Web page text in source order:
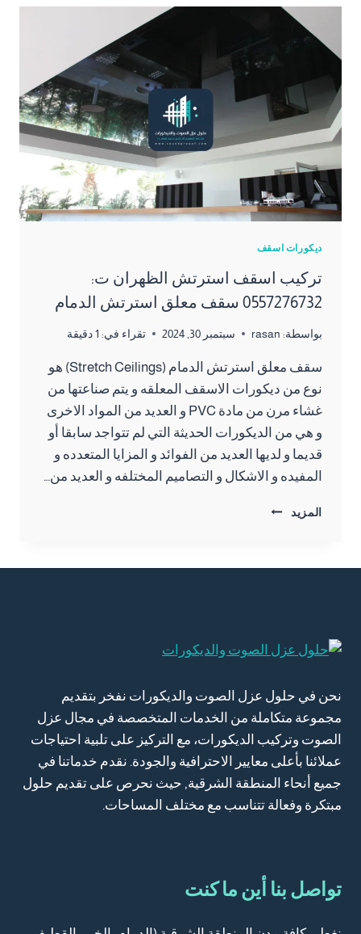
القطيف
تركيب
مستعارة
الاحساء
ديكورات اسقف
تركيب اسقف استرتش الظهران ت:
0557276732 سقف معلق استرتش الدمام
بواسطة: rasan سبتمبر 30, 2024 تقراء في: دقيقة
سقف معلق استرتش الدمام (Stretch Ceilings) هو
نوع من ديكورات الاسقف المعلقه و يتم صناعتها من
غشاء مرن من مادة PVC و العديد من المواد الاخرى
و هي من الديكورات الحديثة التي لم تتواجد سابقا أو
قديما و لديها العديد من الفوائد و المزايا المتعدده و
المفيده و الاشكال و التصاميم المختلفه و العديد من…
المزيد
تركيب
استرتش
الدمام
نحن في حلول عزل الصوت والديكورات نفخر بتقديم
مجموعة متكاملة من الخدمات المتخصصة في مجال عزل
الصوت وتركيب الديكورات، مع التركيز على تلبية احتياجات
عملائنا بأعلى معايير الاحترافية والجودة. نقدم خدماتنا في
جميع أنحاء المنطقة الشرقية, حيث نحرص على تقديم حلول
مبتكرة وفعالة تتناسب مع مختلف المساحات.
تواصل بنا أين ما كنت